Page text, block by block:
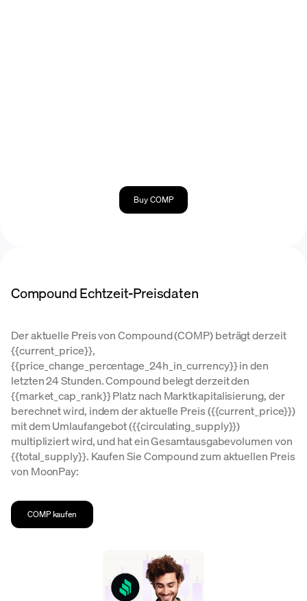
Buy COMP
Compound Echtzeit-Preisdaten
Der aktuelle Preis von Compound (COMP) beträgt derzeit
{{current_price}},
{{price_change_percentage_24h_in_currency}} in den
letzten 24 Stunden. Compound belegt derzeit den
{{market_cap_rank}} Platz nach Marktkapitalisierung, der
berechnet wird, indem der aktuelle Preis ({{current_price}})
mit dem Umlaufangebot ({{circulating_supply}})
multipliziert wird, und hat ein Gesamtausgabevolumen von
{{total_supply}}. Kaufen Sie Compound zum aktuellen Preis
von MoonPay:
COMP kaufen